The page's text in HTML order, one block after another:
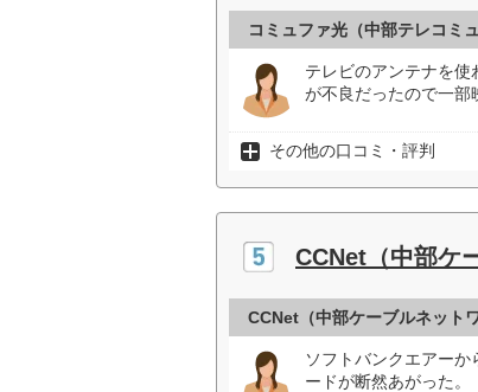
コミュファ光（中部テレコミ
テレビのアンテナを
が不良だったので一部
その他の口コミ・評判
CCNet（中部ケ
CCNet（中部ケーブルネット
ソフトバンクエアー
ードが断然あがった。